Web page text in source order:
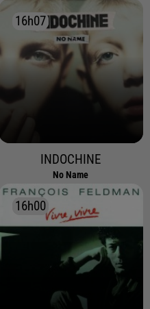
16h07
16h07
INDOCHINE
No Name
16h00
16h00